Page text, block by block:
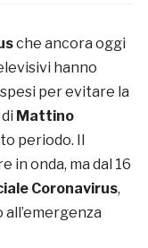
che ancora oggi
hanno
per evitare la
Mattino
periodo. Il
in onda, ma dal 16
Coronavirus,